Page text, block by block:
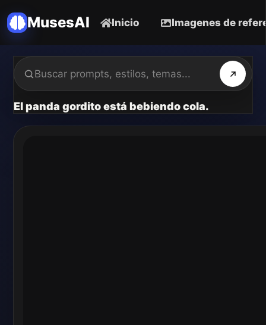
MusesAI Inicio Imagenes de
El panda gordito está bebiendo cola.